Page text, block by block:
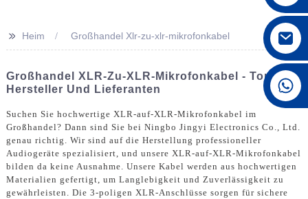
+86 15168592711
>> Heim Großhandel Xlr-zu-xlr-mikrofonkabel
Großhandel XLR-Zu-XLR-Mikrofonkabel - Top-
Hersteller Und Lieferanten
Suchen Sie hochwertige XLR-auf-XLR-Mikrofonkabel im
Großhandel? Dann sind Sie bei Ningbo Jingyi Electronics Co., Ltd.
genau richtig. Wir sind auf die Herstellung professioneller
Audiogeräte spezialisiert, und unsere XLR-auf-XLR-Mikrofonkabel
bilden da keine Ausnahme. Unsere Kabel werden aus hochwertigen
Materialien gefertigt, um Langlebigkeit und Zuverlässigkeit zu
gewährleisten. Die 3-poligen XLR-Anschlüsse sorgen für sichere